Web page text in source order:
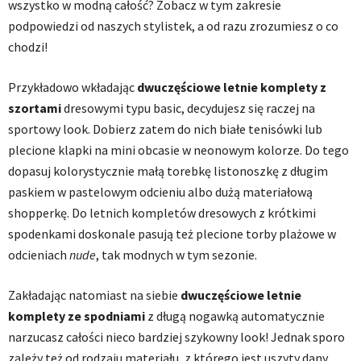
wszystko w modną całość? Zobacz w tym zakresie
podpowiedzi od naszych stylistek, a od razu zrozumiesz o co
chodzi!
Przykładowo wkładając dwuczęściowe letnie komplety z
szortamidresowymi typu basic, decydujesz się raczej na
sportowy look. Dobierz zatem do nich białe tenisówki lub
plecione klapki na mini obcasie w neonowym kolorze. Do tego
dopasuj kolorystycznie małą torebkę listonoszkę z długim
paskiem w pastelowym odcieniu albo dużą materiałową
shopperkę. Do letnich kompletów dresowych z krótkimi
spodenkami doskonale pasują też plecione torby plażowe w
odcieniach nude, tak modnych w tym sezonie.
Zakładając natomiast na siebie dwuczęściowe letnie
komplety ze spodniami z długą nogawką automatycznie
narzucasz całości nieco bardziej szykowny look! Jednak sporo
zależy też od rodzaju materiału, z którego jest uszyty dany